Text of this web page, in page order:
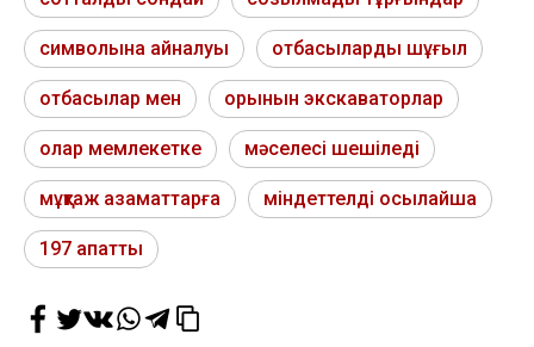
символына айналуы отбасыларды шұғыл
отбасылар мен орынын экскаваторлар
олар мемлекетке мәселесі шешіледі
мұқтаж азаматтарға міндеттелді осылайша
197 апатты